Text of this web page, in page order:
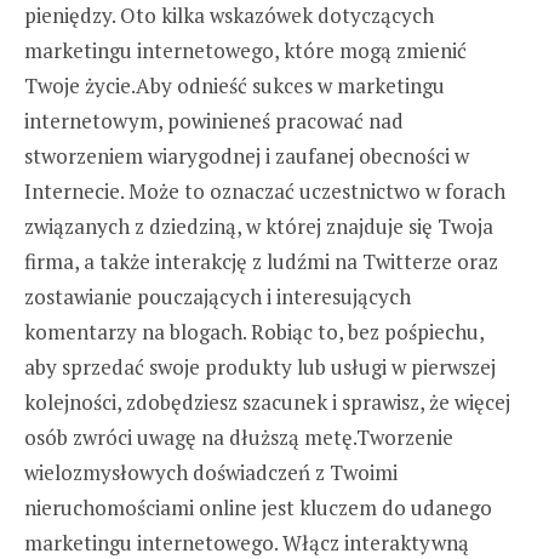
pieniędzy. Oto kilka wskazówek dotyczących
marketingu internetowego, które mogą zmienić
Twoje życie.Aby odnieść sukces w marketingu
internetowym, powinieneś pracować nad
stworzeniem wiarygodnej i zaufanej obecności w
Internecie. Może to oznaczać uczestnictwo w forach
związanych z dziedziną, w której znajduje się Twoja
firma, a także interakcję z ludźmi na Twitterze oraz
zostawianie pouczających i interesujących
komentarzy na blogach. Robiąc to, bez pośpiechu,
aby sprzedać swoje produkty lub usługi w pierwszej
kolejności, zdobędziesz szacunek i sprawisz, że więcej
osób zwróci uwagę na dłuższą metę.Tworzenie
wielozmysłowych doświadczeń z Twoimi
nieruchomościami online jest kluczem do udanego
marketingu internetowego. Włącz interaktywną